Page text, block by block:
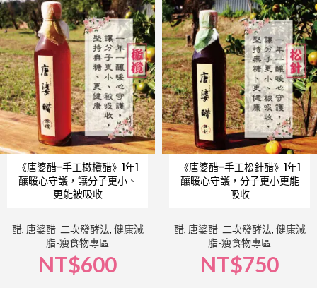
《唐婆醋-手工橄欖醋》1年1
釀暖心守護，讓分子更小、
更能被吸收
醋, 唐婆醋_二次發酵法, 健康減
脂-瘦食物專區
NT$600
《唐婆醋-手工松針醋》1年1
釀暖心守護，分子更小更能
吸收
醋, 唐婆醋_二次發酵法, 健康減
脂-瘦食物專區
NT$750